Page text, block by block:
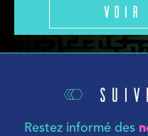
Restez informé des